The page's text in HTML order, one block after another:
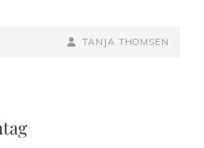
BY
BYLINE
TANJA THOMSEN